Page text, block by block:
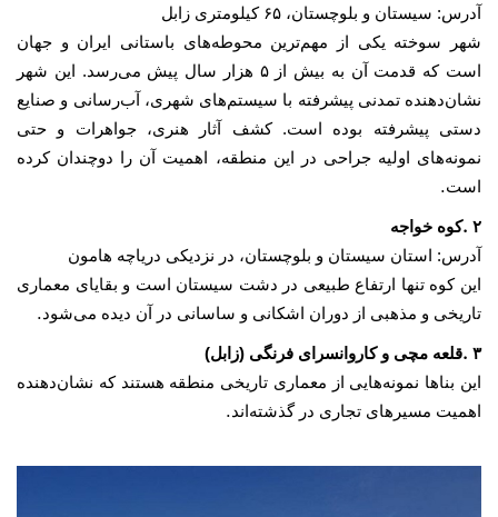
آدرس: سیستان و بلوچستان، ۶۵ کیلومتری زابل
شهر سوخته یکی از مهم‌ترین محوطه‌های باستانی ایران و جهان
است که قدمت آن به بیش از۵ هزار سال پیش می‌رسد. این شهر
نشان‌دهنده تمدنی پیشرفته با سیستم‌های شهری، آب‌رسانی و صنایع
دستی پیشرفته بوده است. کشف آثار هنری، جواهرات و حتی
نمونه‌های اولیه جراحی در این منطقه، اهمیت آن را دوچندان کرده
است.
۲ .کوه خواجه
آدرس: استان سیستان و بلوچستان، در نزدیکی دریاچه هامون
این کوه تنها ارتفاع طبیعی در دشت سیستان است و بقایای معماری
تاریخی و مذهبی از دوران اشکانی و ساسانی در آن دیده می‌شود.
۳ .قلعه مچی و کاروانسرای فرنگی (زابل)
این بناها نمونه‌هایی از معماری تاریخی منطقه هستند که نشان‌دهنده
اهمیت مسیرهای تجاری در گذشته‌اند.